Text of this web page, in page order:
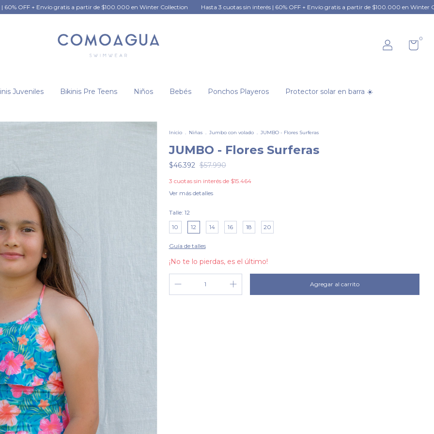
de $100.000 en Winter Collection Hasta 3 cuotas sin interés | 60% OFF + Envío gratis a partir de $100.000 en Winter Collection Hasta 3
0
Juveniles Bikinis Pre Teens Niños Bebés Ponchos Playeros Protector solar en barra ☀️
Inicio . Niñas . Jumbo con volado . JUMBO - Flores Surferas
JUMBO - Flores Surferas
$46.392 $57.990
3 cuotas sin interés de $15.464
Ver más detalles
Talle: 12
10
12 14 16 18 20
Guía de talles
¡No te lo pierdas, es el último!